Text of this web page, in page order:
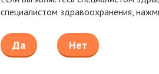
специалистом здравоохранения,
Да Нет